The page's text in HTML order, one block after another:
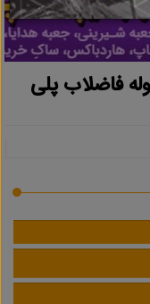
فاضلاب پلی